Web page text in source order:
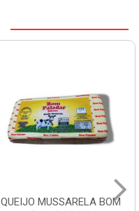
QUEIJO MUSSARELA BOM